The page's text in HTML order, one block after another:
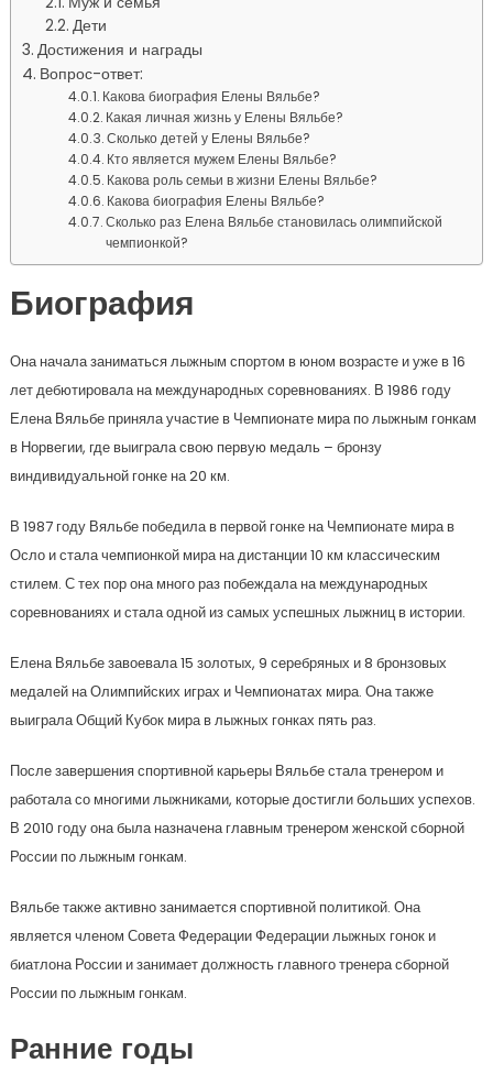
Дети
Достижения и награды
Вопрос-ответ:
Какова биография Елены Вяльбе?
Какая личная жизнь у Елены Вяльбе?
Сколько детей у Елены Вяльбе?
Кто является мужем Елены Вяльбе?
Какова роль семьи в жизни Елены Вяльбе?
Какова биография Елены Вяльбе?
Сколько раз Елена Вяльбе становилась олимпийской
чемпионкой?
Биография
Она начала заниматься лыжным спортом в юном возрасте и уже в 16
лет дебютировала на международных соревнованиях. В 1986 году
Елена Вяльбе приняла участие в Чемпионате мира по лыжным гонкам
в Норвегии, где выиграла свою первую медаль – бронзу
виндивидуальной гонке на 20 км.
В 1987 году Вяльбе победила в первой гонке на Чемпионате мира в
Осло и стала чемпионкой мира на дистанции 10 км классическим
стилем. С тех пор она много раз побеждала на международных
соревнованиях и стала одной из самых успешных лыжниц в истории.
Елена Вяльбе завоевала 15 золотых, 9 серебряных и 8 бронзовых
медалей на Олимпийских играх и Чемпионатах мира. Она также
выиграла Общий Кубок мира в лыжных гонках пять раз.
После завершения спортивной карьеры Вяльбе стала тренером и
работала со многими лыжниками, которые достигли больших успехов.
В 2010 году она была назначена главным тренером женской сборной
России по лыжным гонкам.
Вяльбе также активно занимается спортивной политикой. Она
является членом Совета Федерации Федерации лыжных гонок и
биатлона России и занимает должность главного тренера сборной
России по лыжным гонкам.
Ранние годы